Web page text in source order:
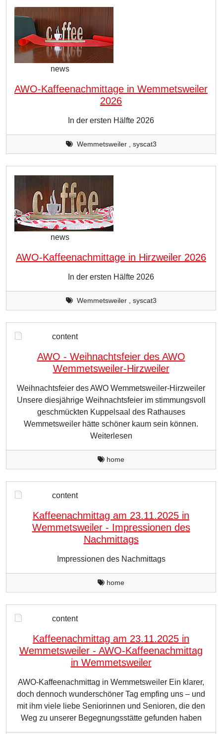
news
AWO-Kaffeenachmittage in Wemmetsweiler
2026
In der ersten Hälfte 2026
Wemmetsweiler , syscat3
news
AWO-Kaffeenachmittage in Hirzweiler 2026
In der ersten Hälfte 2026
Wemmetsweiler , syscat3
content
AWO - Weihnachtsfeier des AWO
Wemmetsweiler-Hirzweiler
Weihnachtsfeier des AWO Wemmetsweiler-Hirzweiler
Unsere diesjährige Weihnachtsfeier im stimmungsvoll
geschmückten Kuppelsaal des Rathauses
Wemmetsweiler hätte schöner kaum sein können.
Weiterlesen
home
content
Kaffeenachmittag am 23.11.2025 in
Wemmetsweiler - Impressionen des
Nachmittags
Impressionen des Nachmittags
home
content
Kaffeenachmittag am 23.11.2025 in
Wemmetsweiler - AWO-Kaffeenachmittag
in Wemmetsweiler
AWO-Kaffeenachmittag in Wemmetsweiler Ein klarer,
doch dennoch wunderschöner Tag empfing uns – und
mit ihm viele liebe Seniorinnen und Senioren, die den
Weg zu unserer Begegnungsstätte gefunden haben